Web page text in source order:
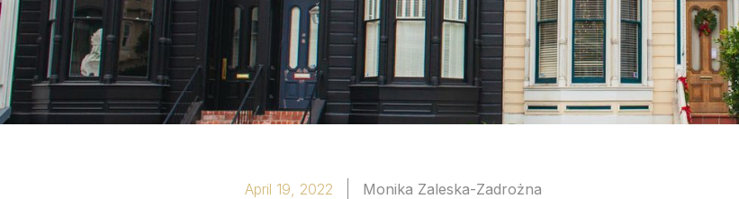
April 19, 2022 Monika Zaleska-Zadrożna